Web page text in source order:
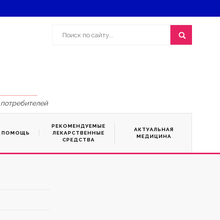
ПОМОЩЬ
РЕКОМЕНДУЕМЫЕ
ЛЕКАРСТВЕННЫЕ
СРЕДСТВА
АКТУАЛЬНАЯ
МЕДИЦИНА